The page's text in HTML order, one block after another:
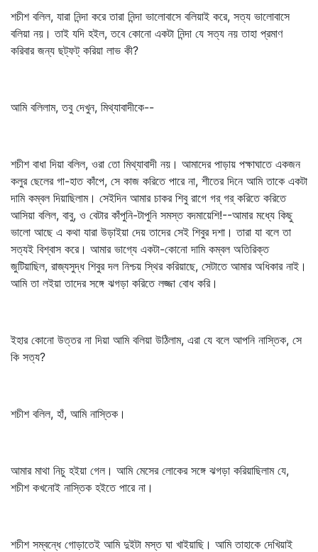
শচীশ বলিল, যারা নিন্দা করে তারা নিন্দা ভালোবাসে বলিয়াই করে, সত্য ভালোবাসে
বলিয়া নয়। তাই যদি হইল, তবে কোনো একটা নিন্দা যে সত্য নয় তাহা প্রমাণ
করিবার জন্য ছট্‌ফট্‌ করিয়া লাভ কী?
আমি বলিলাম, তবু দেখুন, মিথ্যাবাদীকে--
শচীশ বাধা দিয়া বলিল, ওরা তো মিথ্যাবাদী নয়। আমাদের পাড়ায় পক্ষাঘাতে একজন
কলুর ছেলের গা-হাত কাঁপে, সে কাজ করিতে পারে না, শীতের দিনে আমি তাকে একটা
দামি কম্বল দিয়াছিলাম। সেইদিন আমার চাকর শিবু রাগে গর্‌ গর্‌ করিতে করিতে
আসিয়া বলিল, বাবু, ও বেটার কাঁপুনি-টাপুনি সমস্ত বদমায়েশি!--আমার মধ্যে কিছু
ভালো আছে এ কথা যারা উড়াইয়া দেয় তাদের সেই শিবুর দশা। তারা যা বলে তা
সত্যই বিশ্বাস করে। আমার ভাগ্যে একটা-কোনো দামি কম্বল অতিরিক্ত
জুটিয়াছিল, রাজ্যসুদ্ধ শিবুর দল নিশ্চয় স্থির করিয়াছে, সেটাতে আমার অধিকার নাই।
আমি তা লইয়া তাদের সঙ্গে ঝগড়া করিতে লজ্জা বোধ করি।
ইহার কোনো উত্তর না দিয়া আমি বলিয়া উঠিলাম, এরা যে বলে আপনি নাস্তিক, সে
কি সত্য?
শচীশ বলিল, হাঁ, আমি নাস্তিক।
আমার মাথা নিচু হইয়া গেল। আমি মেসের লোকের সঙ্গে ঝগড়া করিয়াছিলাম যে,
শচীশ কখনোই নাস্তিক হইতে পারে না।
শচীশ সম্বন্ধে গোড়াতেই আমি দুইটা মস্ত ঘা খাইয়াছি। আমি তাহাকে দেখিয়াই